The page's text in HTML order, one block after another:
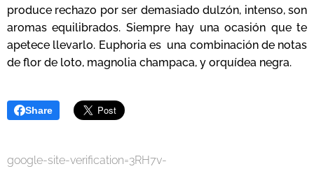
produce rechazo por ser demasiado dulzón, intenso, son
aromas equilibrados. Siempre hay una ocasión que te
apetece llevarlo. Euphoria es una combinación de notas
de flor de loto, magnolia champaca, y orquídea negra.
Share
google-site-verification=3RH7v-